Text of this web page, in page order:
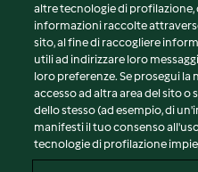
© Copyright 2026
Termini del servizio
Informativa sulla privacy
Avvertenze generali
Note legali
altre tecnologie di profilazione,
informazioni raccolte
sito, al fine di raccogliere
utili ad indirizzare loro
loro preferenze. Se prosegui la
accesso ad altra area del sito o
dello stesso (ad esempio, di
manifesti il tuo consenso
tecnologie di profilazione